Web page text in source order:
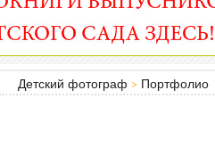
Детский фотограф
Портфолио